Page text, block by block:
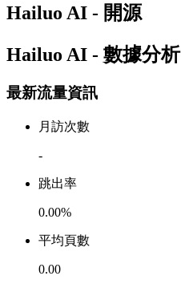
Hailuo AI - 開源
Hailuo AI - 數據分析
最新流量資訊
月訪次數
-
跳出率
0.00%
平均頁數
0.00